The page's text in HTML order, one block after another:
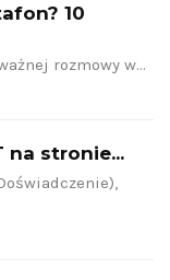
10
rozmowy w…
na stronie...